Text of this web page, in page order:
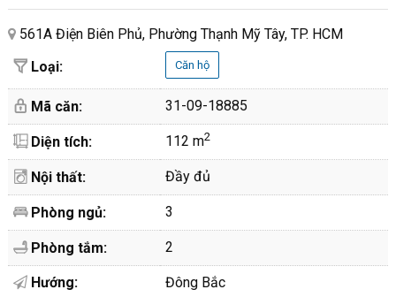
561A Điện Biên Phủ, Phường Thạnh Mỹ Tây, TP. HCM
Loại:
Căn hộ
Mã căn: 31-09-18885
Diện tích: 112 m2
Nội thất: Đầy đủ
Phòng ngủ: 3
Phòng tắm: 2
Hướng: Đông Bắc